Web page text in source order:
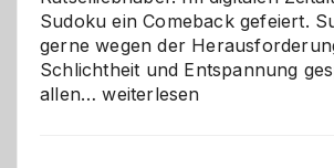
Sudoku ein Comeback gefeiert.
gerne wegen der
Schlichtheit und Entspannung
allen…Sudoku
weiterlesen